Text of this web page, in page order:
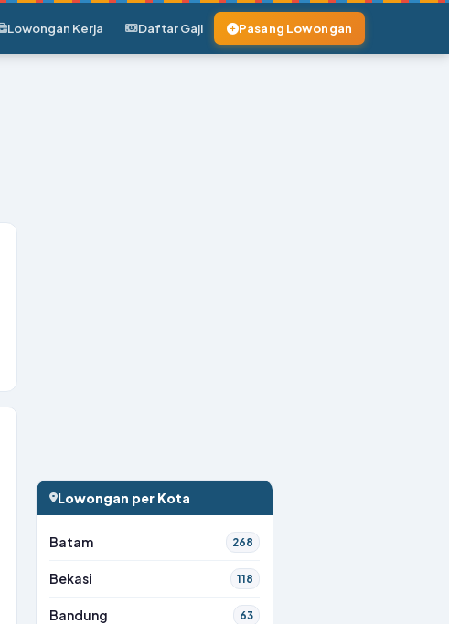
Lowongan Kerja Daftar Gaji Pasang Lowongan
Lowongan per Kota
Batam 268
Bekasi 118
Bandung 63